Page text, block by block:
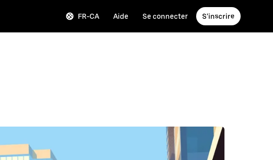
FR-CA Aide Se connecter S'inscrire